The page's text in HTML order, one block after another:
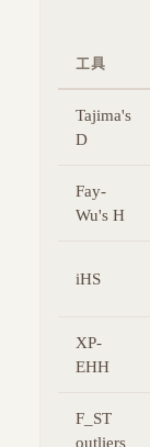
工具
Tajima's
D
Fay-
Wu's H
iHS
XP-
EHH
F_ST
outliers